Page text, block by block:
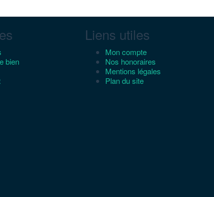
bien
Liens utiles
Mon compte
Nos honoraires
Mentions légales
Plan du site